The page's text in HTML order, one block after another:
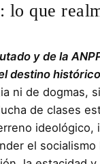
lo que
y de la
destino
ni de dogmas,
de clases
ideológico,
el socialismo